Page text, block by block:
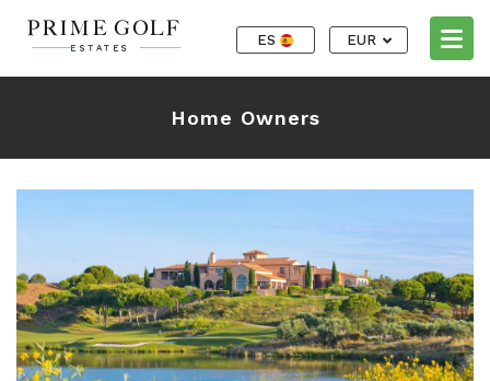
ES EUR
Home Owners